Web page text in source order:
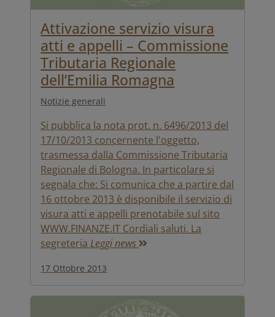
Attivazione servizio visura
atti e appelli – Commissione
Tributaria Regionale
dell’Emilia Romagna
Notizie generali
Si pubblica la nota prot. n. 6496/2013 del
17/10/2013 concernente l'oggetto,
trasmessa dalla Commissione Tributaria
Regionale di Bologna. In particolare si
segnala che: Si comunica che a partire dal
16 ottobre 2013 è disponibile il servizio di
visura atti e appelli prenotabile sul sito
WWW.FINANZE.IT Cordiali saluti. La
segreteria Leggi news
17 Ottobre 2013